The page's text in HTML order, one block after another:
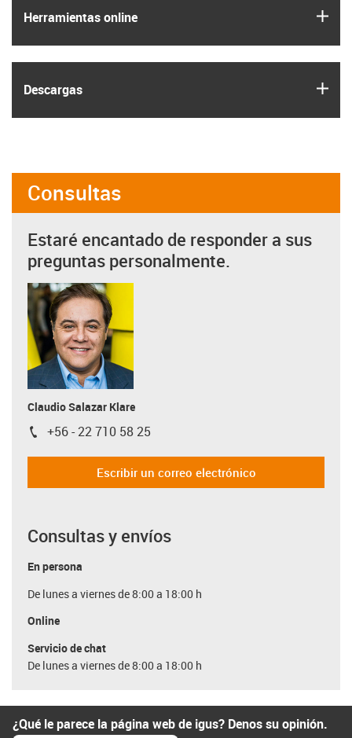
Herramientas online
Descargas
Consultas
Estaré encantado de responder a sus
preguntas personalmente.
Claudio Salazar Klare
igus-icon-phone
+56 - 22 710 58 25
Escribir un correo electrónico
Consultas y envíos
En persona
De lunes a viernes de 8:00 a 18:00 h
Online
Servicio de chat
De lunes a viernes de 8:00 a 18:00 h
¿Qué le parece la página web de igus? Denos su opinión.